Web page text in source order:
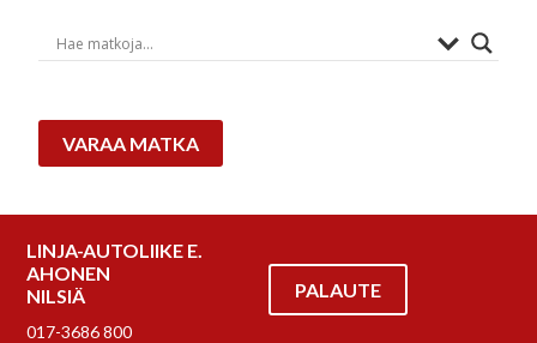
VARAA MATKA
LINJA-AUTOLIIKE E.
AHONEN
NILSIÄ
017-3686 800
PALAUTE